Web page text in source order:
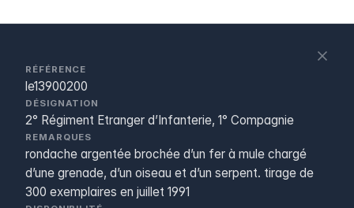
RÉFÉRENCE
le13900200
DÉSIGNATION
2° Régiment Etranger d’Infanterie, 1° Compagnie
REMARQUES
rondache argentée brochée d’un fer à mule chargé
d’une grenade, d’un oiseau et d’un serpent. tirage de
300 exemplaires en juillet 1991